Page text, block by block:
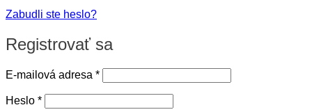
Zabudli ste heslo?
Registrovať sa
E-mailová adresa *Povinné
Heslo *Povinné